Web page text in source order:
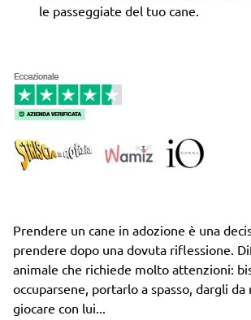
le passeggiate del tuo cane.
Prendere un cane in adozione è una
prendere dopo una dovuta riflessione.
animale che richiede molto attenzioni:
occuparsene, portarlo a spasso, dargli da
giocare con lui...